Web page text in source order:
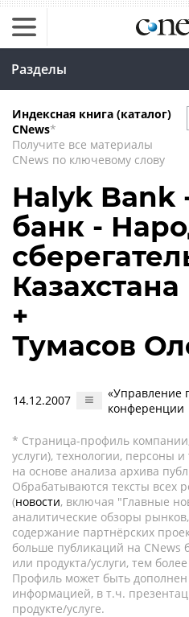
Разделы
Индексная книга (каталог)
CNews*
Получите все материалы
CNews по ключевому слову
Halyk Bank
банк -
Казахстана
+
Тумасов
14.12.2007
«Управление
конференции
* Страница-профиль
услуги), технологии, персоны
на основе анализа архива
Обрабатываются тексты всех
(новости, включая "Главные
аналитические обзоры
содержание партнёрских
больше публикаций на
или продукта/услуги, тем
Профиль может быть
информацией, в т.ч.
продукте/услуге.